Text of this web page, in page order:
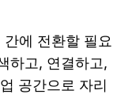
에 전환할 필요
하고, 연결하고,
공간으로 자리